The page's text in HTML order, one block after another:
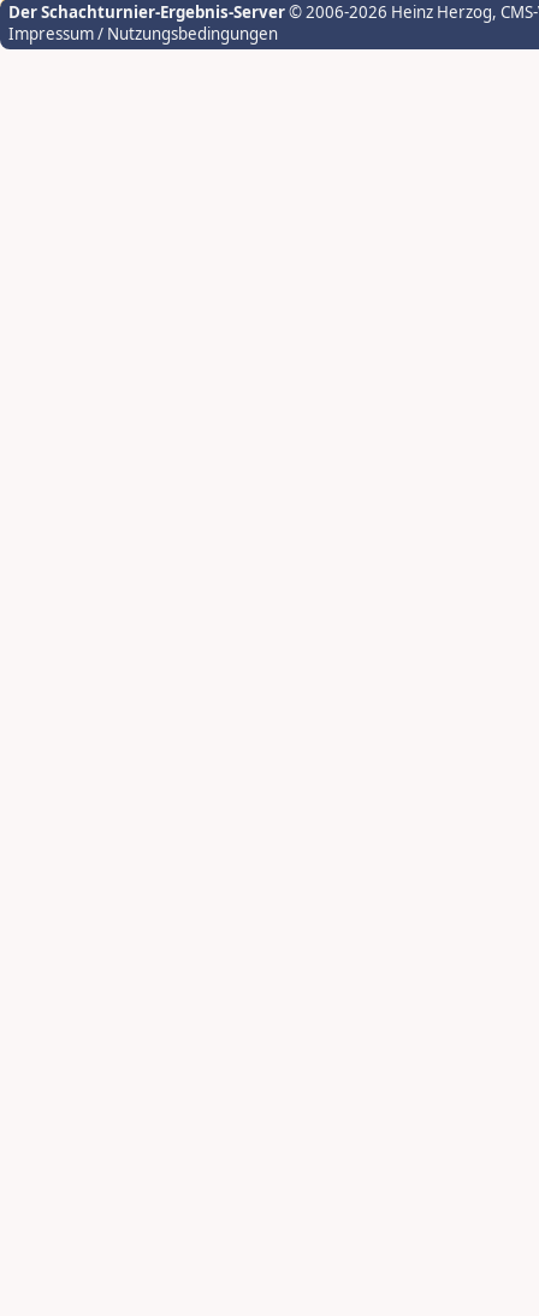
Der Schachturnier-Ergebnis-Server© 2006-2026 Heinz Herzog,
Impressum / Nutzungsbedingungen